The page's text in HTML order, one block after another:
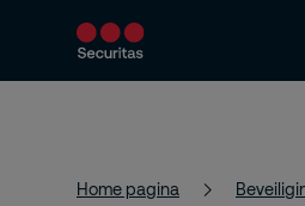
Producten en diensten
Home pagina